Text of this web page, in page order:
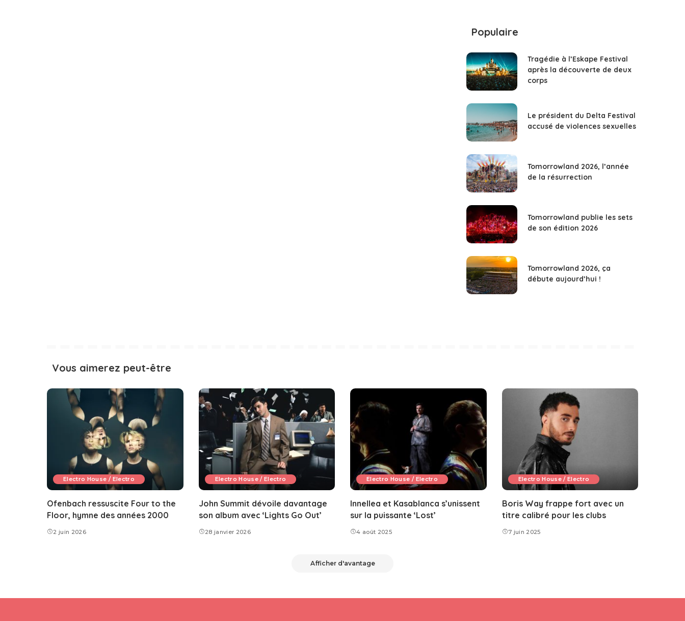
Populaire
Tragédie à l’Eskape Festival
après la découverte de deux
corps
Le président du Delta Festival
accusé de violences sexuelles
Tomorrowland 2026, l’année
de la résurrection
Tomorrowland publie les sets
de son édition 2026
Tomorrowland 2026, ça
débute aujourd’hui !
Vous aimerez peut-être
Electro House / Electro
Ofenbach ressuscite Four to the
Floor, hymne des années 2000
2 juin 2026
Electro House / Electro
John Summit dévoile davantage
son album avec ‘Lights Go Out’
28 janvier 2026
Electro House / Electro
Innellea et Kasablanca s’unissent
sur la puissante ‘Lost’
4 août 2025
Electro House / Electro
Boris Way frappe fort avec un
titre calibré pour les clubs
7 juin 2025
Afficher d'avantage